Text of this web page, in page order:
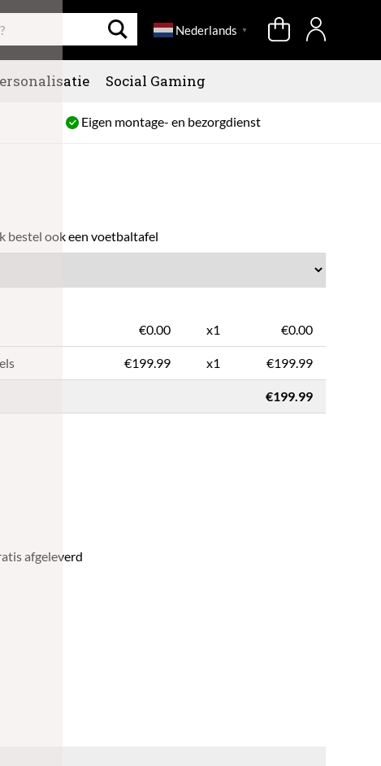
Nederlands ▼
Social Gaming
Eigen montage- en bezorgdienst
bestel ook een voetbaltafel
€0.00 x1 €0.00
€199.99 x1 €199.99
€199.99
afgeleverd